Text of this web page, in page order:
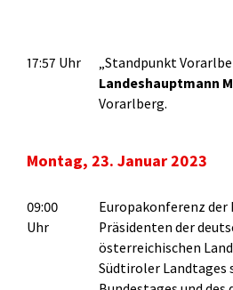
17:57 Uhr
„Standpunkt
Landeshauptmann
Vorarlberg.
Montag, 23. Januar 2023
09:00
Uhr
Europakonferenz der
Präsidenten der
österreichischen
Südtiroler Landtages